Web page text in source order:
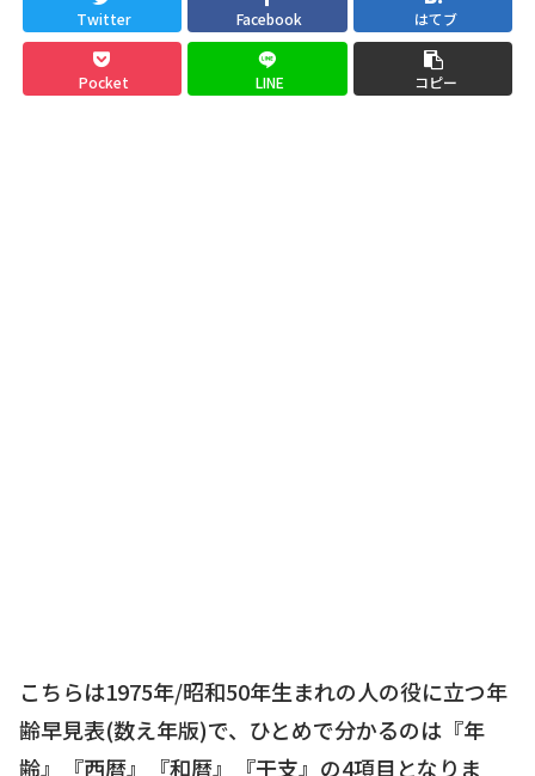
Twitter Facebook はてブ
Pocket LINE コピー
こちらは1975年/昭和50年生まれの人の役に立つ年
齢早見表(数え年版)で、ひとめで分かるのは『年
齢』『西暦』『和暦』『干支』の4項目となりま